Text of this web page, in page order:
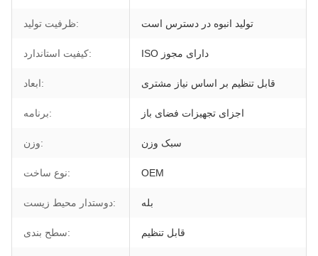
ظرفیت تولید: تولید انبوه در دسترس است
کیفیت استاندارد: ISO دارای مجوز
ابعاد: قابل تنظیم بر اساس نیاز مشتری
برنامه: اجزای تجهیزات فضای باز
وزن: سبک وزن
نوع ساخت: OEM
دوستدار محیط زیست: بله
سطح بندی: قابل تنظیم